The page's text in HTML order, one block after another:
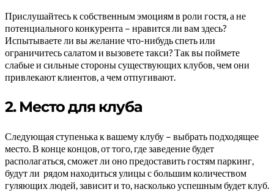
Прислушайтесь к собственным эмоциям в роли гостя, а не
потенциального конкурента – нравится ли вам здесь?
Испытываете ли вы желание что-нибудь спеть или
ограничитесь салатом и вызовете такси? Так вы поймете
слабые и сильные стороны существующих клубов, чем они
привлекают клиентов, а чем отпугивают.
2. Место для клуба
Следующая ступенька к вашему клубу – выбрать подходящее
место. В конце концов, от того, где заведение будет
располагаться, сможет ли оно предоставить гостям паркинг,
будут ли рядом находиться улицы с большим количеством
гуляющих людей, зависит и то, насколько успешным будет клуб.